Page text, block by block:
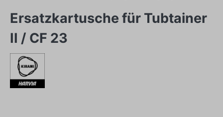
Ersatzkartusche für Tubtainer
II / CF 23